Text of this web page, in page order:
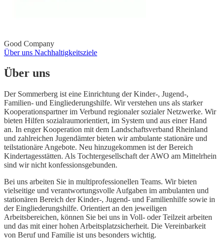
Good Company
Über uns Nachhaltigkeitsziele
Über uns
Der Sommerberg ist eine Einrichtung der Kinder-, Jugend-,
Familien- und Eingliederungshilfe. Wir verstehen uns als starker
Kooperationspartner im Verbund regionaler sozialer Netzwerke. Wir
bieten Hilfen sozialraumorientiert, im System und aus einer Hand
an. In enger Kooperation mit dem Landschaftsverband Rheinland
und zahlreichen Jugendämter bieten wir ambulante stationäre und
teilstationäre Angebote. Neu hinzugekommen ist der Bereich
Kindertagesstätten. Als Tochtergesellschaft der AWO am Mittelrhein
sind wir nicht konfessionsgebunden.
Bei uns arbeiten Sie in multiprofessionellen Teams. Wir bieten
vielseitige und verantwortungsvolle Aufgaben im ambulanten und
stationären Bereich der Kinder-, Jugend- und Familienhilfe sowie in
der Eingliederungshilfe. Orientiert an den jeweiligen
Arbeitsbereichen, können Sie bei uns in Voll- oder Teilzeit arbeiten
und das mit einer hohen Arbeitsplatzsicherheit. Die Vereinbarkeit
von Beruf und Familie ist uns besonders wichtig.